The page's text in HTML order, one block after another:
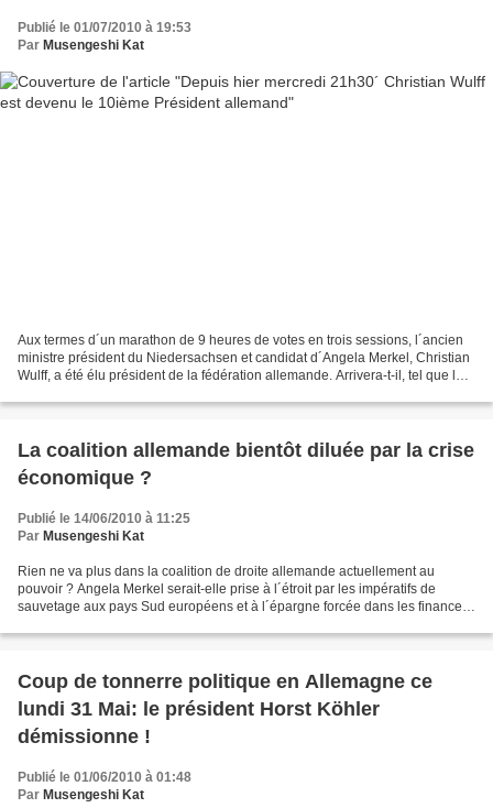
Publié le 01/07/2010 à 19:53
Par Musengeshi Kat
Aux termes d´un marathon de 9 heures de votes en trois sessions, l´ancien
ministre président du Niedersachsen et candidat d´Angela Merkel, Christian
Wulff, a été élu président de la fédération allemande. Arrivera-t-il, tel que l
La coalition allemande bientôt diluée par la crise
économique ?
Publié le 14/06/2010 à 11:25
Par Musengeshi Kat
Rien ne va plus dans la coalition de droite allemande actuellement au
pouvoir ? Angela Merkel serait-elle prise à l´étroit par les impératifs de
sauvetage aux pays Sud européens et à l´épargne forcée dans les finances
Coup de tonnerre politique en Allemagne ce
lundi 31 Mai: le président Horst Köhler
démissionne !
Publié le 01/06/2010 à 01:48
Par Musengeshi Kat